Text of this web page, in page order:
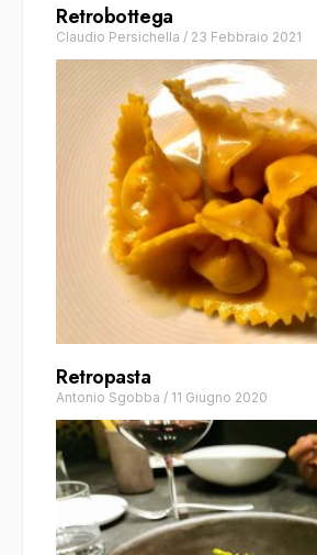
Retrobottega
Claudio Persichella / 23 Febbraio 2021
Retropasta
Antonio Sgobba / 11 Giugno 2020